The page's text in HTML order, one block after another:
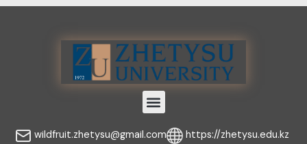
Menu
wildfruit.zhetysu@gmail.com
https://zhetysu.edu.kz